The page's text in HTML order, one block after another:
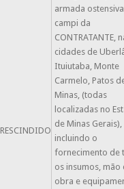
RESCINDIDO
armada
campi da
CONTRATANTE,
cidades de
Ituiutaba, Monte
Carmelo, Patos
Minas, (todas
localizadas no
de Minas Gerais),
incluindo o
fornecimento de
os insumos, mão
obra e